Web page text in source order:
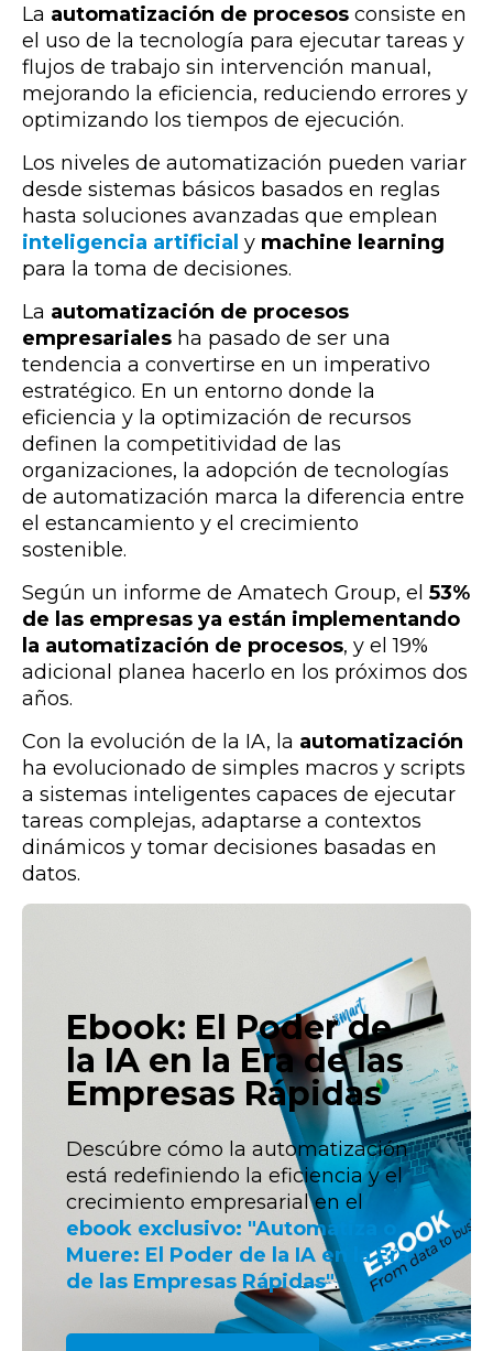
La automatización de procesos consiste en
el uso de la tecnología para ejecutar tareas y
flujos de trabajo sin intervención manual,
mejorando la eficiencia, reduciendo errores y
optimizando los tiempos de ejecución.
Los niveles de automatización pueden variar
desde sistemas básicos basados en reglas
hasta soluciones avanzadas que emplean
inteligencia artificial y machine learning
para la toma de decisiones.
La automatización de procesos
empresariales ha pasado de ser una
tendencia a convertirse en un imperativo
estratégico. En un entorno donde la
eficiencia y la optimización de recursos
definen la competitividad de las
organizaciones, la adopción de tecnologías
de automatización marca la diferencia entre
el estancamiento y el crecimiento
sostenible.
Según un informe de Amatech Group, el 53%
de las empresas ya están implementando
la automatización de procesos, y el 19%
adicional planea hacerlo en los próximos dos
años.
Con la evolución de la IA, la automatización
ha evolucionado de simples macros y scripts
a sistemas inteligentes capaces de ejecutar
tareas complejas, adaptarse a contextos
dinámicos y tomar decisiones basadas en
datos.
Ebook: El Poder de
la IA en la Era de las
Empresas Rápidas
Descúbre cómo la automatización
está redefiniendo la eficiencia y el
crecimiento empresarial en el
ebook exclusivo: "Automatiza o
Muere: El Poder de la IA en la Era
de las Empresas Rápidas".